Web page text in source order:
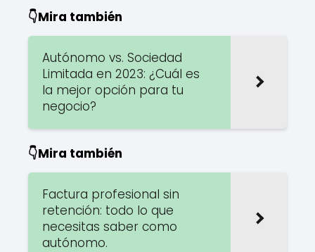
👇Mira también
Autónomo vs. Sociedad
Limitada en 2023: ¿Cuál es
la mejor opción para tu
negocio?
👇Mira también
Factura profesional sin
retención: todo lo que
necesitas saber como
autónomo.